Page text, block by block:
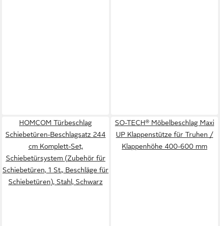
HOMCOM Türbeschlag
Schiebetüren-Beschlagsatz 244
cm Komplett-Set,
Schiebetürsystem (Zubehör für
Schiebetüren, 1 St., Beschläge für
Schiebetüren), Stahl, Schwarz
SO-TECH® Möbelbeschlag Maxi
UP Klappenstütze für Truhen /
Klappenhöhe 400-600 mm